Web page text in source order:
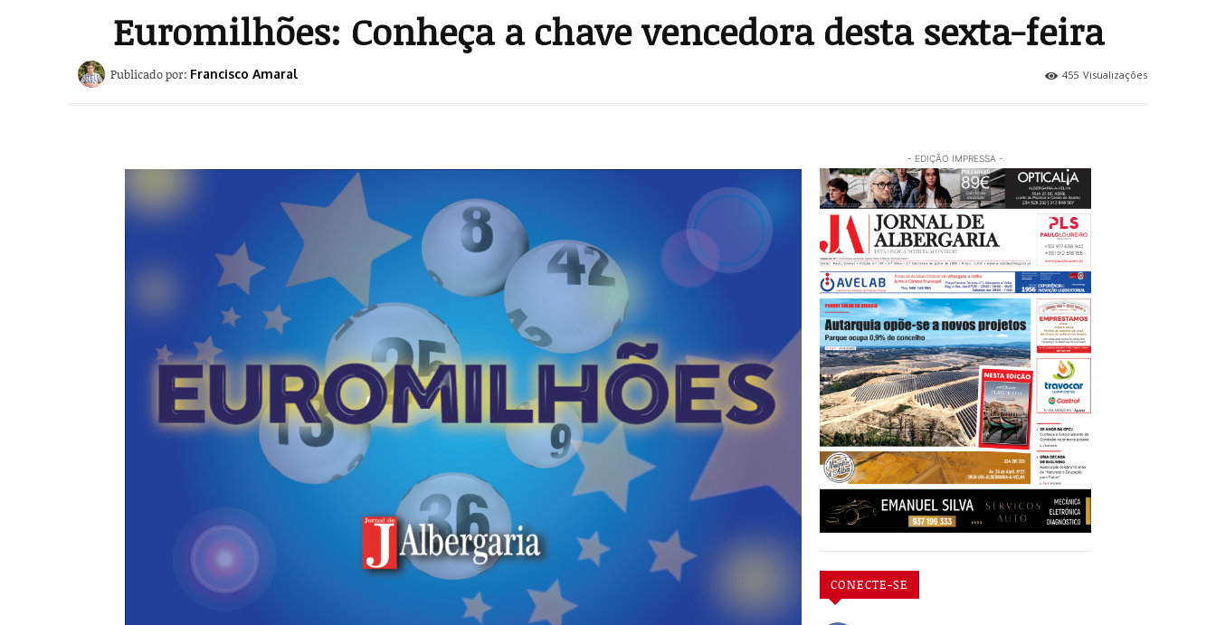
Euromilhões: Conheça a chave vencedora desta sexta-feira
455 Visualizações
Publicado por: Francisco Amaral
- EDIÇÃO IMPRESSA -
CONECTE-SE